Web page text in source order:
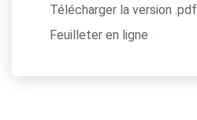
Télécharger la version .pdf
Feuilleter en ligne